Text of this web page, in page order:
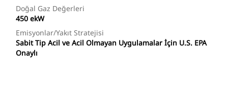
Doğal Gaz Değerleri
450 ekW
Emisyonlar/Yakıt Stratejisi
Sabit Tip Acil ve Acil Olmayan Uygulamalar İçin U.S. EPA
Onaylı